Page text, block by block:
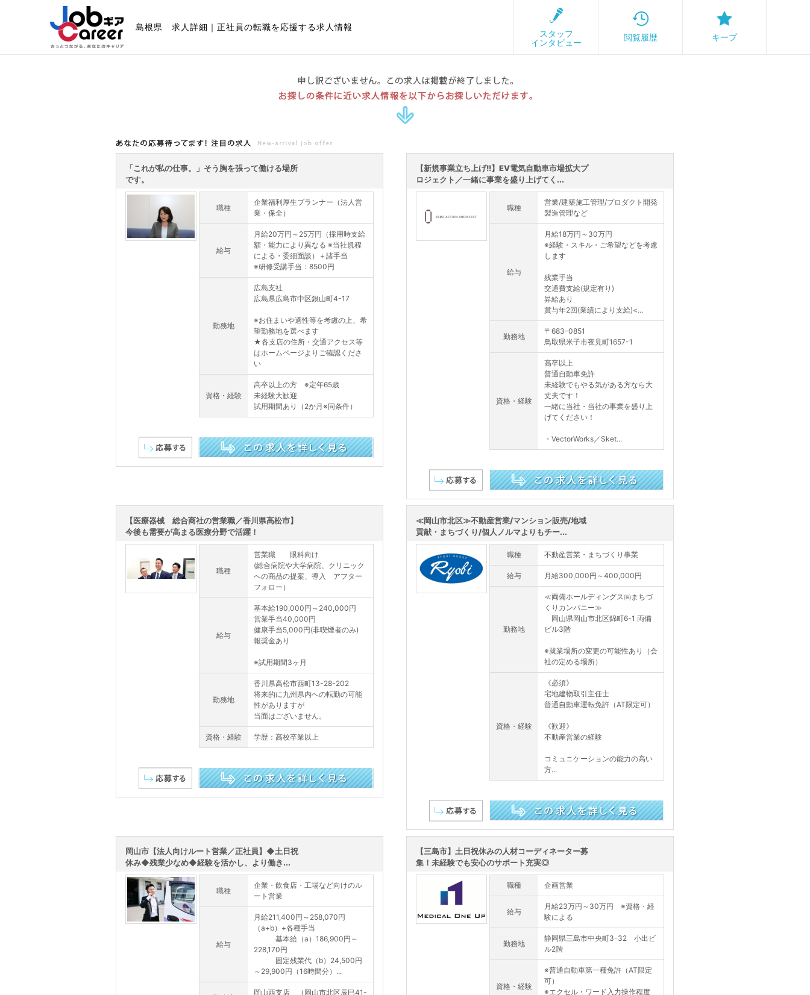
島根県 求人詳細｜正社員の転職を応援する求人情報
スタッフ
インタビュー
閲覧履歴 キープ
あなたの応募待ってます!注目の求人
「これが私の仕事。」そう胸を張って働ける場所
です。
職種
企業福利厚生プランナー（法人営
業・保全）
給与
月給20万円～25万円（採用時支給
額・能力により異なる ※当社規程
による・委細面談）＋諸手当
※研修受講手当：8500円
勤務地
広島支社
広島県広島市中区銀山町4-17
※お住まいや適性等を考慮の上、希
望勤務地を選べます
★各支店の住所・交通アクセス等
はホームページよりご確認くださ
い
資格・経験
高卒以上の方 ※定年65歳
未経験大歓迎
試用期間あり（2か月※同条件）
【新規事業立ち上げ!!】EV電気自動車市場拡大プ
ロジェクト／一緒に事業を盛り上げてく...
職種
営業/建築施工管理/プロダクト開発
製造管理など
給与
月給18万円～30万円
※経験・スキル・ご希望などを考慮
します
残業手当
交通費支給(規定有り)
昇給あり
賞与年2回(業績により支給)<...
勤務地
〒683-0851
鳥取県米子市夜見町1657-1
資格・経験
高卒以上
普通自動車免許
未経験でもやる気がある方なら大
丈夫です！
一緒に当社・当社の事業を盛り上
げてください！
・VectorWorks／Sket...
【医療器械 総合商社の営業職／香川県高松市】
今後も需要が高まる医療分野で活躍！
職種
営業職 眼科向け
(総合病院や大学病院、クリニック
への商品の提案、導入 アフター
フォロー）
給与
基本給190,000円～240,000円
営業手当40,000円
健康手当5,000円(非喫煙者のみ)
報奨金あり
※試用期間3ヶ月
勤務地
香川県高松市西町13-28-202
将来的に九州県内への転勤の可能
性がありますが
当面はございません。
資格・経験 学歴：高校卒業以上
≪岡山市北区≫不動産営業/マンション販売/地域
貢献・まちづくり/個人ノルマよりもチー...
職種 不動産営業・まちづくり事業
給与 月給300,000円～400,000円
勤務地
≪両備ホールディングス㈱まちづ
くりカンパニー≫
岡山県岡山市北区錦町6-1 両備
ビル3階
※就業場所の変更の可能性あり（会
社の定める場所）
資格・経験
《必須》
宅地建物取引主任士
普通自動車運転免許（AT限定可）
《歓迎》
不動産営業の経験
コミュニケーションの能力の高い
方...
岡山市【法人向けルート営業／正社員】◆土日祝
休み◆残業少なめ◆経験を活かし、より働き...
職種
企業・飲食店・工場など向けのル
ート営業
給与
月給211,400円～258,070円
（a+b）+各種手当
基本給（a）186,900円～
228,170円
固定残業代（b）24,500円
～29,900円（16時間分）...
岡山西支店 （岡山市北区辰巳41-
【三島市】土日祝休みの人材コーディネーター募
集！未経験でも安心のサポート充実◎
職種 企画営業
給与
月給23万円～30万円 ※資格・経
験による
勤務地
静岡県三島市中央町3-32 小出ビ
ル2階
資格・経験
※普通自動車第一種免許（AT限定
可）
※エクセル・ワード入力操作程度